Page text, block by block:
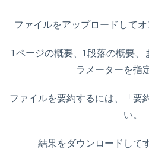
ファイルをアップロードしてオ
1 ページの概要、1 段落の概要
ラメーターを指
ファイルを要約するには、「要
い。
結果をダウンロードして